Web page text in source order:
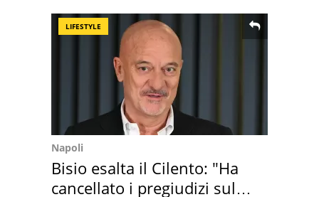
LIFESTYLE
Napoli
Bisio esalta il Cilento: "Ha
cancellato i pregiudizi sul